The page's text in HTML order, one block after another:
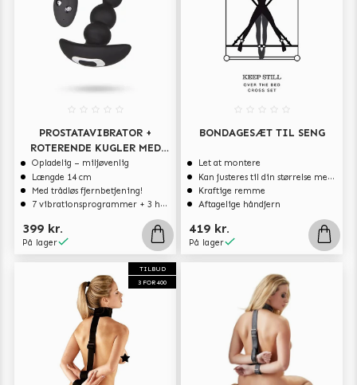
PROSTATAVIBRATOR +
ROTERENDE KUGLER MED
TRÅDLØS FJERNBETJENING
Opladelig – miljøvenlig
Længde 14 cm
Med trådløs fjernbetjening!
7 vibrationsprogrammer + 3 hastigheder
399 kr.
På lager
BONDAGESÆT TIL SENG
Let at montere
Kan justeres til din størrelse med spænderne
Kraftige remme
Aftagelige håndjern
419 kr.
På lager
TILBUD
3 FOR 400